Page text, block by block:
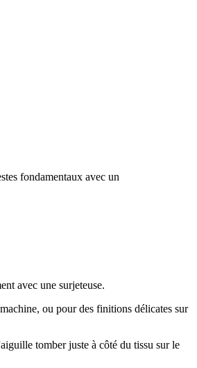
fondamentaux avec un
avec une surjeteuse.
ou pour des finitions délicates sur
tomber juste à côté du tissu sur le